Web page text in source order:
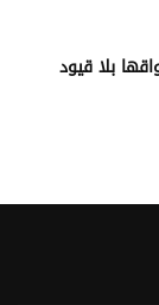
بلا قيود